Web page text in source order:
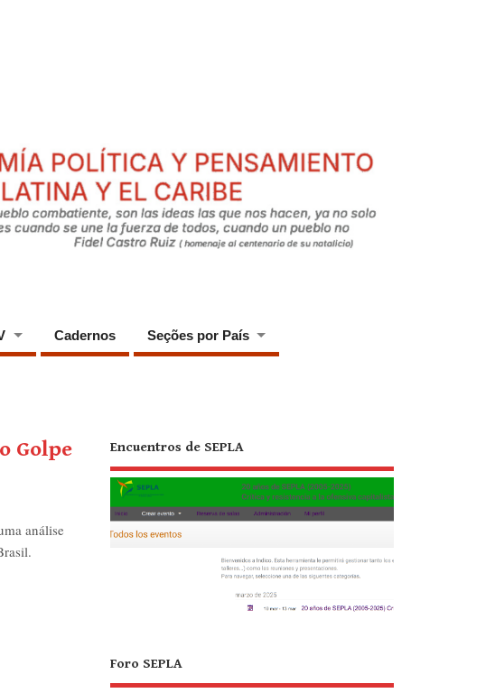
Cadernos Seções por País
Golpe
análise
Encuentros de SEPLA
Foro SEPLA